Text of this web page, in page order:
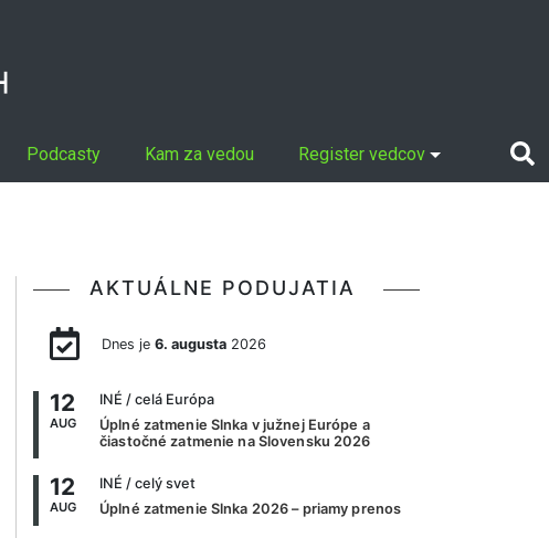
Podcasty Kam za vedou Register vedcov
AKTUÁLNE PODUJATIA
Dnes je 6. augusta2026
12
AUG
INÉ / celá Európa
Úplné zatmenie Slnka v južnej Európe a
čiastočné zatmenie na Slovensku 2026
12
AUG
INÉ / celý svet
Úplné zatmenie Slnka 2026 – priamy prenos